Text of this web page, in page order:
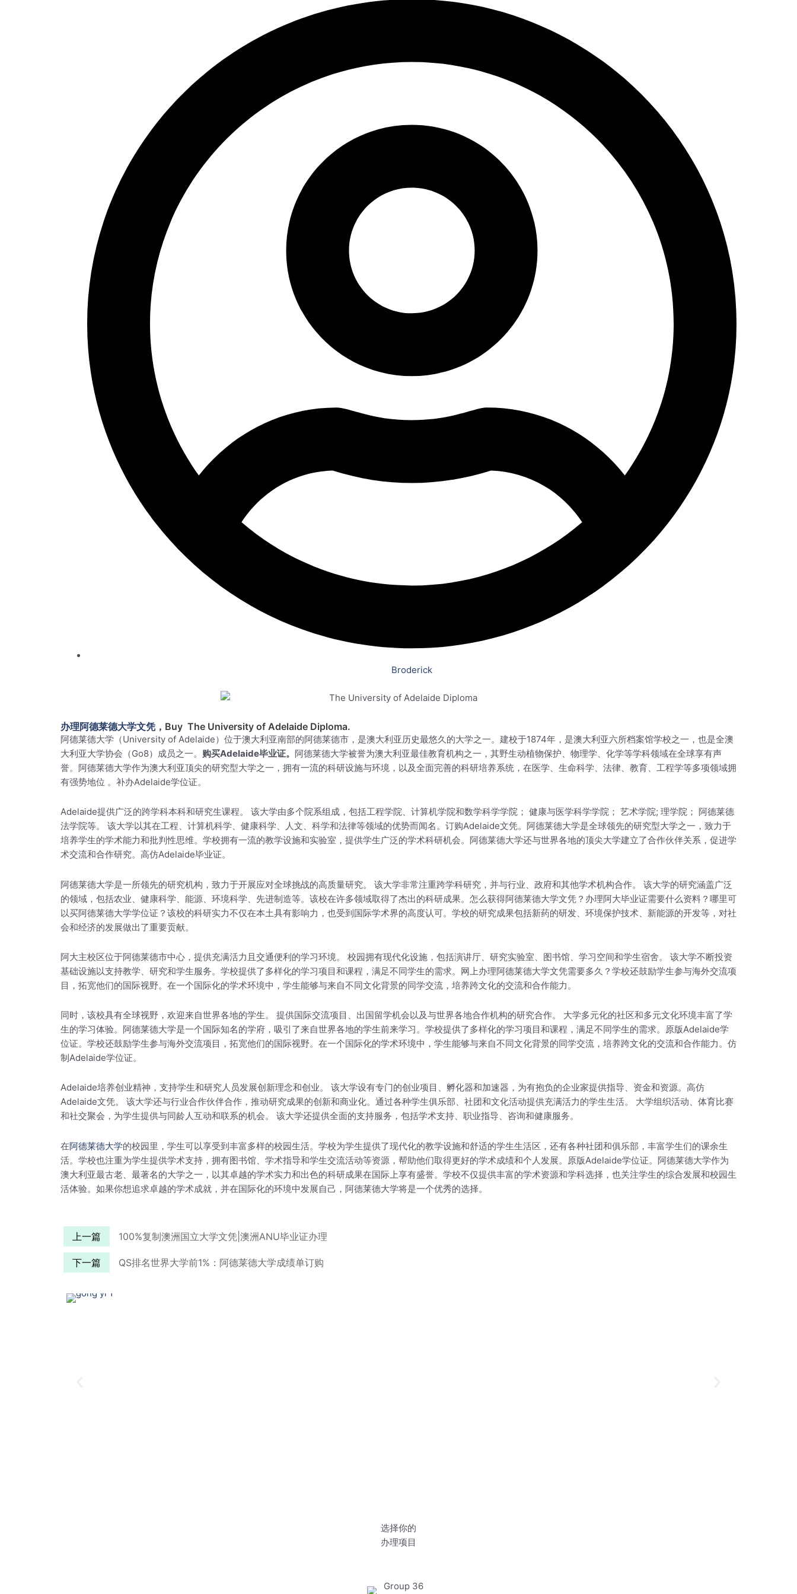
Broderick
办理阿德莱德大学文凭 ，Buy The University of Adelaide Diploma.
阿德莱德大学（University of Adelaide）位于澳大利亚南部的阿德莱德市，是澳大利亚历史最悠久的大学之一。建校于1874年，是澳大利亚六所档案馆学校之一，也是全澳
大利亚大学协会（Go8）成员之一。 购买Adelaide毕业证。 阿德莱德大学被誉为澳大利亚最佳教育机构之一，其野生动植物保护、物理学、化学等学科领域在全球享有声
誉。阿德莱德大学作为澳大利亚顶尖的研究型大学之一，拥有一流的科研设施与环境，以及全面完善的科研培养系统，在医学、生命科学、法律、教育、工程学等多项领域拥
有强势地位 。补办Adelaide学位证。
Adelaide提供广泛的跨学科本科和研究生课程。 该大学由多个院系组成，包括工程学院、计算机学院和数学科学学院； 健康与医学科学学院； 艺术学院; 理学院； 阿德莱德
法学院等。 该大学以其在工程、计算机科学、健康科学、人文、科学和法律等领域的优势而闻名。订购Adelaide文凭。阿德莱德大学是全球领先的研究型大学之一，致力于
培养学生的学术能力和批判性思维。学校拥有一流的教学设施和实验室，提供学生广泛的学术科研机会。阿德莱德大学还与世界各地的顶尖大学建立了合作伙伴关系，促进学
术交流和合作研究。高仿Adelaide毕业证。
阿德莱德大学是一所领先的研究机构，致力于开展应对全球挑战的高质量研究。 该大学非常注重跨学科研究，并与行业、政府和其他学术机构合作。 该大学的研究涵盖广泛
的领域，包括农业、健康科学、能源、环境科学、先进制造等。该校在许多领域取得了杰出的科研成果。怎么获得阿德莱德大学文凭？办理阿大毕业证需要什么资料？哪里可
以买阿德莱德大学学位证？该校的科研实力不仅在本土具有影响力，也受到国际学术界的高度认可。学校的研究成果包括新药的研发、环境保护技术、新能源的开发等，对社
会和经济的发展做出了重要贡献。
阿大主校区位于阿德莱德市中心，提供充满活力且交通便利的学习环境。 校园拥有现代化设施，包括演讲厅、研究实验室、图书馆、学习空间和学生宿舍。 该大学不断投资
基础设施以支持教学、研究和学生服务。学校提供了多样化的学习项目和课程，满足不同学生的需求。网上办理阿德莱德大学文凭需要多久？学校还鼓励学生参与海外交流项
目，拓宽他们的国际视野。在一个国际化的学术环境中，学生能够与来自不同文化背景的同学交流，培养跨文化的交流和合作能力。
同时，该校具有全球视野，欢迎来自世界各地的学生。 提供国际交流项目、出国留学机会以及与世界各地合作机构的研究合作。 大学多元化的社区和多元文化环境丰富了学
生的学习体验。阿德莱德大学是一个国际知名的学府，吸引了来自世界各地的学生前来学习。学校提供了多样化的学习项目和课程，满足不同学生的需求。原版Adelaide学
位证。学校还鼓励学生参与海外交流项目，拓宽他们的国际视野。在一个国际化的学术环境中，学生能够与来自不同文化背景的同学交流，培养跨文化的交流和合作能力。仿
制Adelaide学位证。
Adelaide培养创业精神，支持学生和研究人员发展创新理念和创业。 该大学设有专门的创业项目、孵化器和加速器，为有抱负的企业家提供指导、资金和资源。高仿
Adelaide文凭。 该大学还与行业合作伙伴合作，推动研究成果的创新和商业化。通过各种学生俱乐部、社团和文化活动提供充满活力的学生生活。 大学组织活动、体育比赛
和社交聚会，为学生提供与同龄人互动和联系的机会。 该大学还提供全面的支持服务，包括学术支持、职业指导、咨询和健康服务。
在阿德莱德大学的校园里，学生可以享受到丰富多样的校园生活。学校为学生提供了现代化的教学设施和舒适的学生生活区，还有各种社团和俱乐部，丰富学生们的课余生
活。学校也注重为学生提供学术支持，拥有图书馆、学术指导和学生交流活动等资源，帮助他们取得更好的学术成绩和个人发展。原版Adelaide学位证。阿德莱德大学作为
澳大利亚最古老、最著名的大学之一，以其卓越的学术实力和出色的科研成果在国际上享有盛誉。学校不仅提供丰富的学术资源和学科选择，也关注学生的综合发展和校园生
活体验。如果你想追求卓越的学术成就，并在国际化的环境中发展自己，阿德莱德大学将是一个优秀的选择。
上一篇 100%复制澳洲国立大学文凭|澳洲ANU毕业证办理
下一篇 QS排名世界大学前1%：阿德莱德大学成绩单订购
选择你的
办理项目